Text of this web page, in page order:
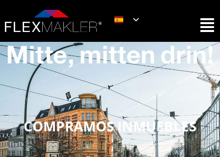
COMPRAMOS INMUEBLES